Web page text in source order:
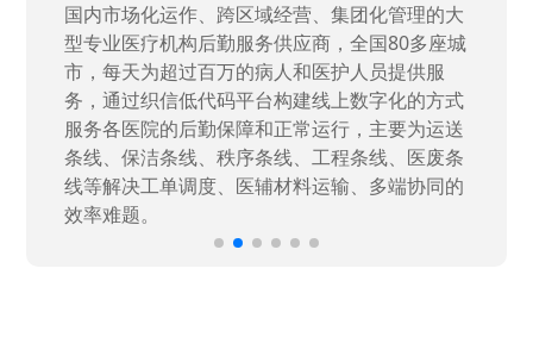
国家“一五”期间156个重点项目之一。属于国家
高新技术企业，在信息化升级建设中，存在大
量“小、散、碎”的信息化需求，需要投入大量人
力资源进行开发，通过引入织信低代码平台，解
决当下遇到的各类业务难题，提升整体的IT研发
效率。